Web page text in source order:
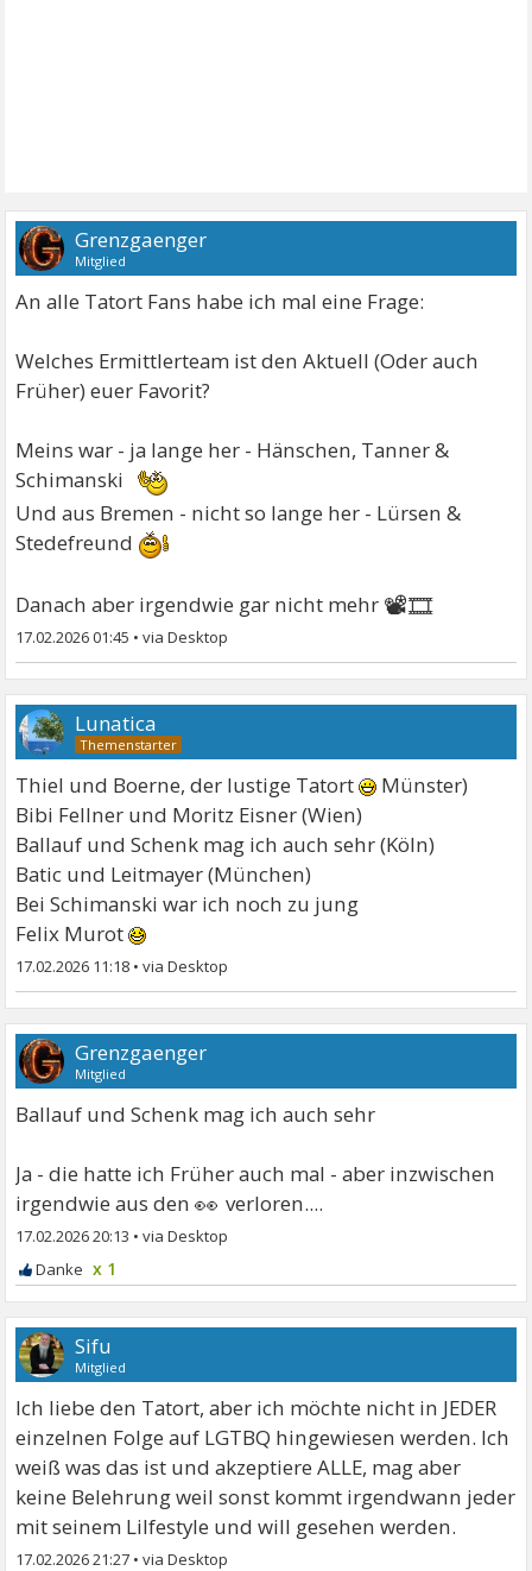
Grenzgaenger
Mitglied
An alle Tatort Fans habe ich mal eine Frage:
Welches Ermittlerteam ist den Aktuell (Oder auch
Früher) euer Favorit?
Meins war - ja lange her - Hänschen, Tanner &
Schimanski
Und aus Bremen - nicht so lange her - Lürsen &
Stedefreund
Danach aber irgendwie gar nicht mehr 📽🎞
17.02.2026 01:45 •
Lunatica
Thiel und Boerne, der lustige Tatort
Münster)
Bibi Fellner und Moritz Eisner (Wien)
Ballauf und Schenk mag ich auch sehr (Köln)
Batic und Leitmayer (München)
Bei Schimanski war ich noch zu jung
Felix Murot
17.02.2026 11:18 •
Grenzgaenger
Mitglied
Ballauf und Schenk mag ich auch sehr
Ja - die hatte ich Früher auch mal - aber inzwischen
irgendwie aus den👀 verloren....
17.02.2026 20:13 •
x 1
Sifu
Mitglied
Ich liebe den Tatort, aber ich möchte nicht in JEDER
einzelnen Folge auf LGTBQ hingewiesen werden. Ich
weiß was das ist und akzeptiere ALLE, mag aber
keine Belehrung weil sonst kommt irgendwann jeder
mit seinem LiIfestyle und will gesehen werden.
17.02.2026 21:27 •